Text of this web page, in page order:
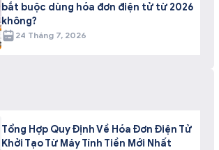
bắt buộc dùng hóa đơn điện tử từ 2026
không?
24 Tháng 7, 2026
Tổng Hợp Quy Định Về Hóa Đơn Điện Tử
Khởi Tạo Từ Máy Tính Tiền Mới Nhất